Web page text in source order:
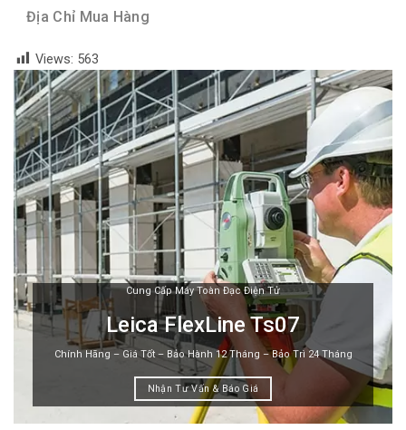
Địa Chỉ Mua Hàng
Views: 563
Cung Cấp Máy Toàn Đạc Điện Tử
Leica FlexLine Ts07
Chính Hãng – Giá Tốt – Bảo Hành 12 Tháng – Bảo Trì 24 Tháng
Nhận Tư Vấn & Báo Giá